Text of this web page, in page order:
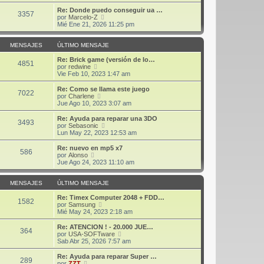
e
m
o
m
e
n
s
a
e
ú
l
i
m
o
m
e
n
s
e
3357
Re: Donde puedo conseguir ua …
por Marcelo-Z
e
r
ú
l
t
i
o
m
e
s
e
Mié Ene 21, 2026 11:25 pm
MENSAJES ÚLTIMO MENSAJE
4851
Re: Brick game (versión de lo…
por redwine
e
r
ú
l
t
o
m
e
s
j
e
Vie Feb 10, 2023 1:47 am
7022
Re: Como se llama este juego
por Charlene
e
r
ú
l
t
o
m
e
n
s
a
e
Jue Ago 10, 2023 3:07 am
3493
Re: Ayuda para reparar una 3DO
por Sebasonic
e
r
ú
l
m
o
m
e
s
Lun May 22, 2023 12:53 am
586
Re: nuevo en mp5 x7
por Alonso
e
r
ú
l
t
i
m
o
m
e
n
s
e
Jue Ago 24, 2023 11:10 am
MENSAJES ÚLTIMO MENSAJE
1582
Re: Timex Computer 2048 + FDD…
por Samsung
e
r
ú
l
t
o
Mié May 24, 2023 2:18 am
364
Re: ATENCION ! - 20.000 JUE…
por USA-SOFTware
e
r
ú
Sab Abr 25, 2026 7:57 am
289
Re: Ayuda para reparar Super …